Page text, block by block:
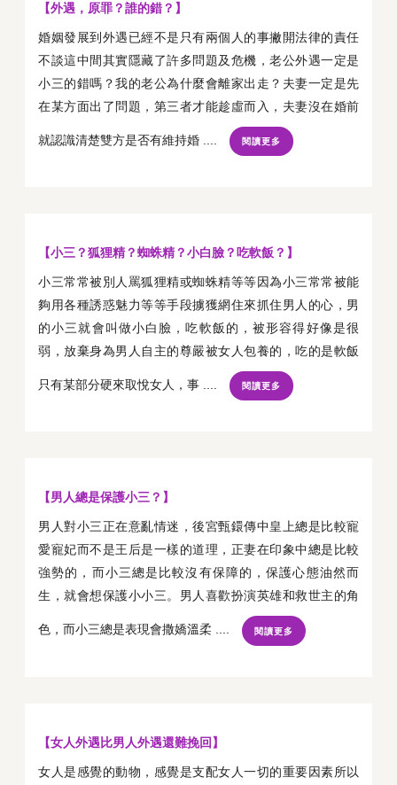
【外遇，原罪？誰的錯？】
婚姻發展到外遇已經不是只有兩個人的事撇開法律的責任
不談這中間其實隱藏了許多問題及危機，老公外遇一定是
小三的錯嗎？我的老公為什麼會離家出走？夫妻一定是先
在某方面出了問題，第三者才能趁虛而入，夫妻沒在婚前
就認識清楚雙方是否有維持婚 .... 閱讀更多
【小三？狐狸精？蜘蛛精？小白臉？吃軟飯？】
小三常常被別人罵狐狸精或蜘蛛精等等因為小三常常被能
夠用各種誘惑魅力等等手段擄獲網住來抓住男人的心，男
的小三就會叫做小白臉，吃軟飯的，被形容得好像是很
弱，放棄身為男人自主的尊嚴被女人包養的，吃的是軟飯
只有某部分硬來取悅女人，事 .... 閱讀更多
【男人總是保護小三？】
男人對小三正在意亂情迷，後宮甄鐶傳中皇上總是比較寵
愛寵妃而不是王后是一樣的道理，正妻在印象中總是比較
強勢的，而小三總是比較沒有保障的，保護心態油然而
生，就會想保護小小三。男人喜歡扮演英雄和救世主的角
色，而小三總是表現會撒嬌溫柔 .... 閱讀更多
【女人外遇比男人外遇還難挽回】
女人是感覺的動物，感覺是支配女人一切的重要因素所以